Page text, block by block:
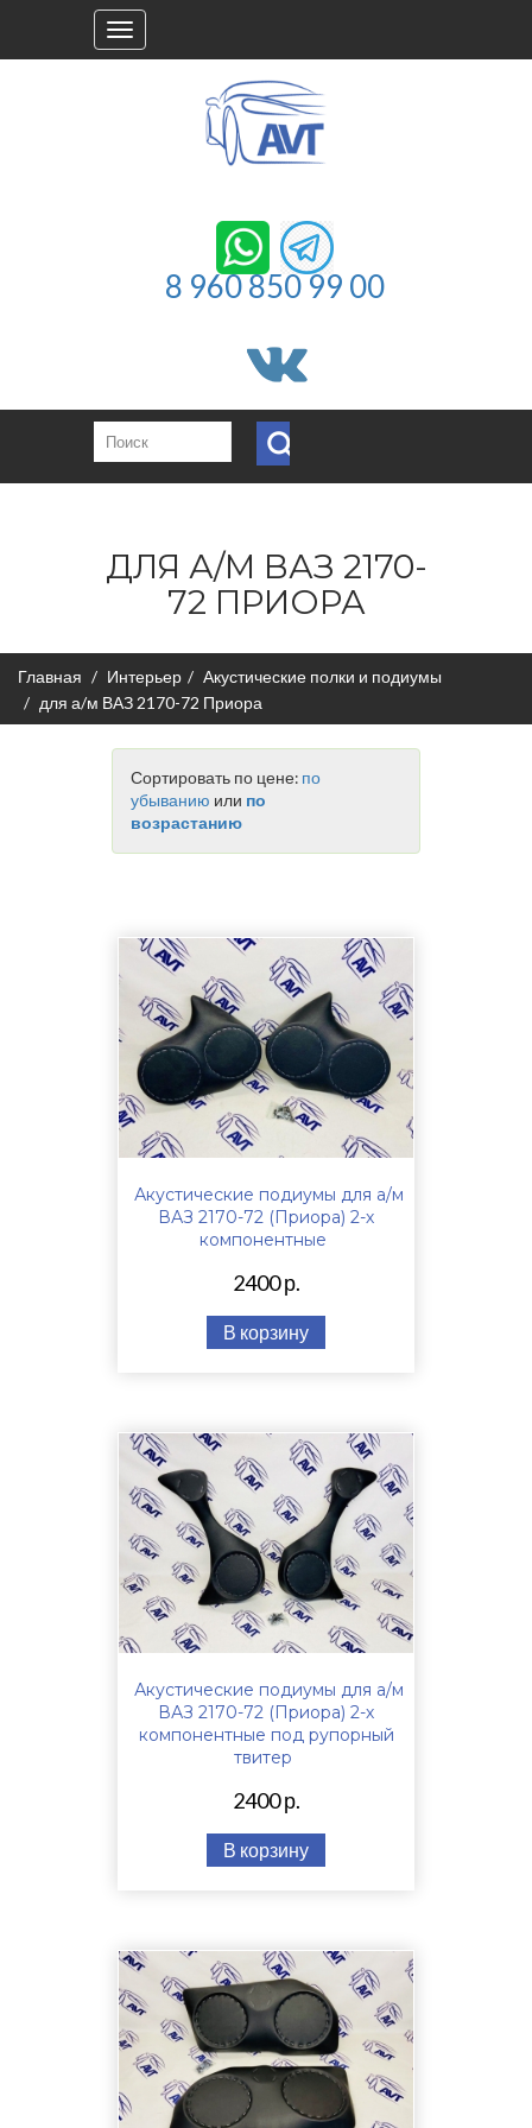
Toggle
navigation
8 960 850 99 00
ДЛЯ А/М ВАЗ 2170-
72 ПРИОРА
Главная Интерьер
Акустические полки и подиумы
для а/м ВАЗ 2170-72 Приора
Сортировать по цене: по
убыванию или по
возрастанию
Акустические подиумы для а/м
ВАЗ 2170-72 (Приора) 2-х
компонентные
2400 р.
В корзину
Акустические подиумы для а/м
ВАЗ 2170-72 (Приора) 2-х
компонентные под рупорный
твитер
2400 р.
В корзину